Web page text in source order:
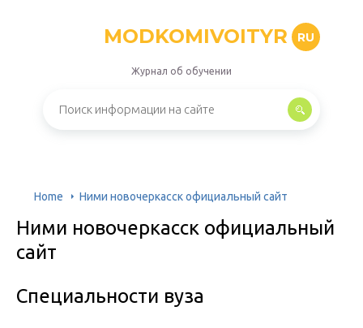
MODKOMIVOITYR RU
Журнал об обучении
Home Ними новочеркасск официальный сайт
Ними новочеркасск официальный
сайт
Специальности вуза